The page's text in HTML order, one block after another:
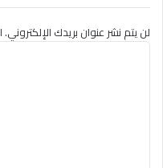
لن يتم نشر عنوان بريدك الإلكتروني.
ا